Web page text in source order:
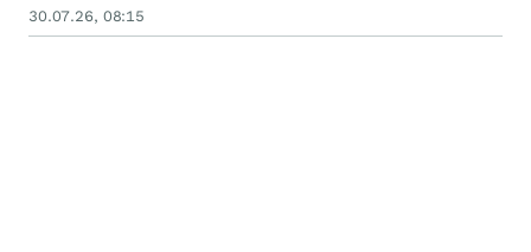
30.07.26, 08:15